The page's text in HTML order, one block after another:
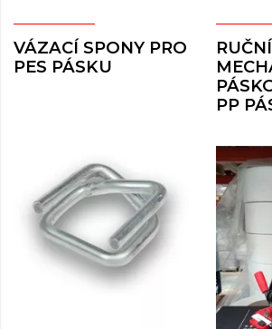
VÁZACÍ SPONY PRO
PES PÁSKU
RUČNÍ
PP